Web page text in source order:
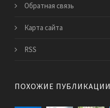
Обратная связь
Карта сайта
RSS
ПОХОЖИЕ ПУБЛИКАЦИИ